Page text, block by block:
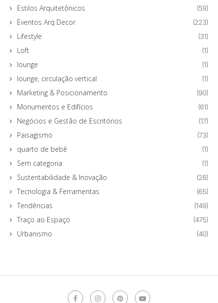
Estilos Arquitetônicos (59)
Eventos Arq Decor (223)
Lifestyle (31)
Loft (1)
lounge (1)
lounge, circulação vertical (1)
Marketing & Posicionamento (90)
Monumentos e Edifícios (61)
Negócios e Gestão de Escritórios (17)
Paisagismo (73)
quarto de bebê (1)
Sem categoria (1)
Sustentabilidade & Inovação (28)
Tecnologia & Ferramentas (65)
Tendências (149)
Traço ao Espaço (475)
Urbanismo (40)